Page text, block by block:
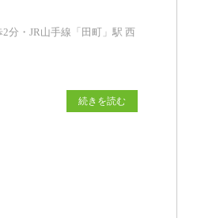
分・JR山手線「田町」駅 西
続きを読む